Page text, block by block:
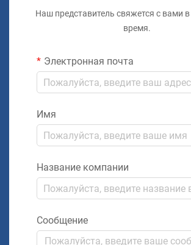
Наш представитель свяжется с вами
время.
Электронная почта
Имя
Название компании
Сообщение